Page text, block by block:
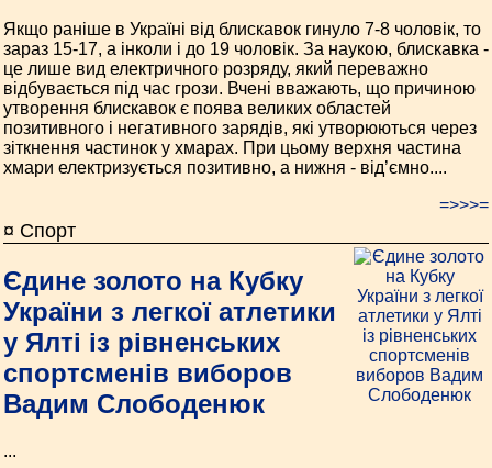
Якщо раніше в Україні від блискавок гинуло 7-8 чоловік, то
зараз 15-17, а інколи і до 19 чоловік. За наукою, блискавка -
це лише вид електричного розряду, який переважно
відбувається під час грози. Вчені вважають, що причиною
утворення блискавок є поява великих областей
позитивного і негативного зарядів, які утворюються через
зіткнення частинок у хмарах. При цьому верхня частина
хмари електризується позитивно, а нижня - від’ємно....
=>>>=
¤ Спорт
Єдине золото на Кубку
України з легкої атлетики
у Ялті із рівненських
спортсменів виборов
Вадим Слободенюк
...